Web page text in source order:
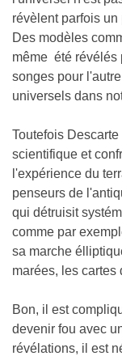
révèlent parfois
Des modèles
même été révélés
songes pour
universels dans
Toutefois
scientifique et
l'expérience du
penseurs de
qui détruisit
comme par
sa marche
marées, les cartes
Bon, il est
devenir fou avec
révélations, il est